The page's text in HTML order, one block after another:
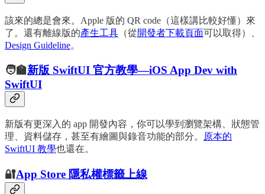
該來的總是會來。Apple 版的 QR code（這樣講比較好懂）來
了。還有離線版的產生工具 （從開發者下載頁面可以取得）、
Design Guideline。
🧑‍🏫新版 SwiftUI 官方教學—iOS App Dev with
SwiftUI
新版有更深入的 app 開發內容，你可以學到瀏覽架構、狀態管
理、資料儲存，甚至有繪圖與錄音功能的部分。
原本的
SwiftUI 教學也還在。
🔐App Store 隱私權標籤上線